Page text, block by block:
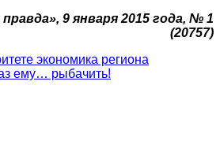
9 января 2015 года, № 1
(20757)
экономика региона
ему… рыбачить!